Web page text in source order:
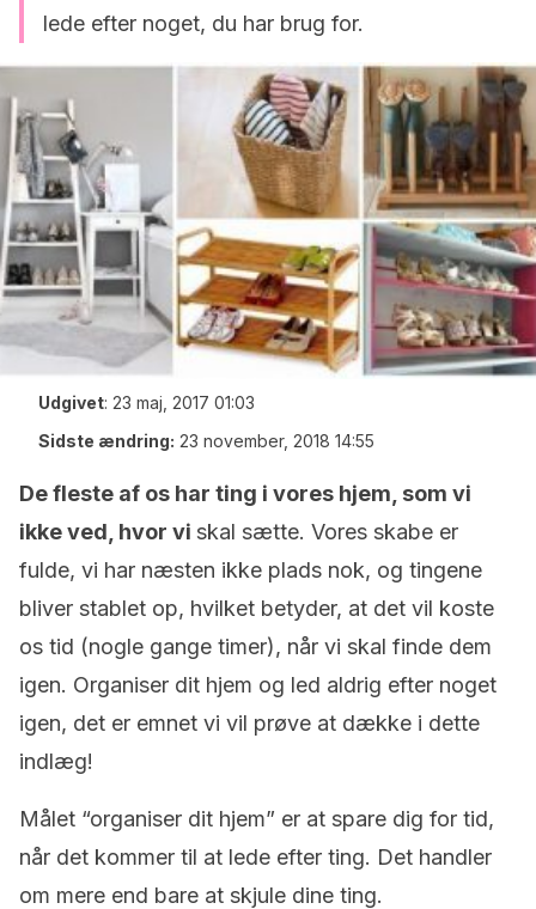
lede efter noget, du har brug for.
Udgivet: 23 maj, 2017 01:03
Sidste ændring: 23 november, 2018 14:55
De fleste af os har ting i vores hjem, som vi
ikke ved, hvor vi skal sætte. Vores skabe er
fulde, vi har næsten ikke plads nok, og tingene
bliver stablet op, hvilket betyder, at det vil koste
os tid (nogle gange timer), når vi skal finde dem
igen. Organiser dit hjem og led aldrig efter noget
igen, det er emnet vi vil prøve at dække i dette
indlæg!
Målet “organiser dit hjem” er at spare dig for tid,
når det kommer til at lede efter ting. Det handler
om mere end bare at skjule dine ting.